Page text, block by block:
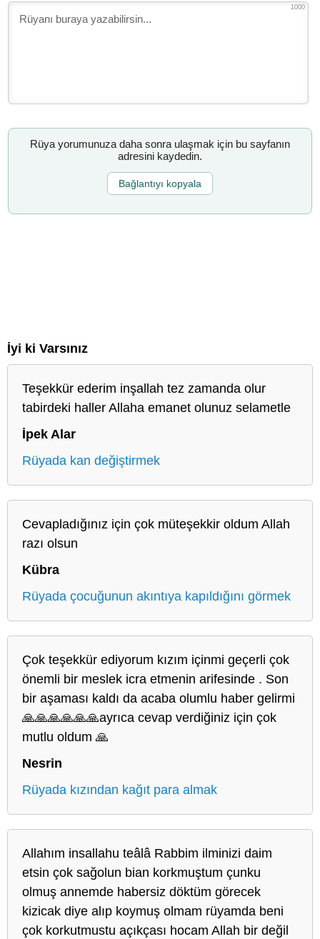
1000
Rüya yorumunuza daha sonra ulaşmak için bu sayfanın
adresini kaydedin.
Bağlantıyı kopyala
İyi ki Varsınız
Teşekkür ederim inşallah tez zamanda olur
tabirdeki haller Allaha emanet olunuz selametle
İpek Alar
Rüyada kan değiştirmek
Cevapladığınız için çok müteşekkir oldum Allah
razı olsun
Kübra
Rüyada çocuğunun akıntıya kapıldığını görmek
Çok teşekkür ediyorum kızım içinmi geçerli çok
önemli bir meslek icra etmenin arifesinde . Son
bir aşaması kaldı da acaba olumlu haber gelirmi
🙏🙏🙏🙏🙏🙏ayrıca cevap verdiğiniz için çok
mutlu oldum 🙏
Nesrin
Rüyada kızından kağıt para almak
Allahım insallahu teâlâ Rabbim ilminizi daim
etsin çok sağolun bian korkmuştum çunku
olmuş annemde habersiz döktüm görecek
kizicak diye alıp koymuş olmam rüyamda beni
çok korkutmustu açıkçası hocam Allah bir değil